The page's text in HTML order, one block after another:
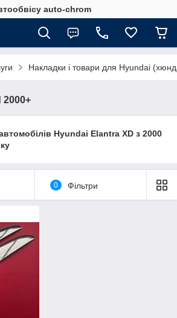
auto-chrom
Накладки і товари для Hyundai
2000+
Hyundai Elantra XD з 2000
0 Фільтри